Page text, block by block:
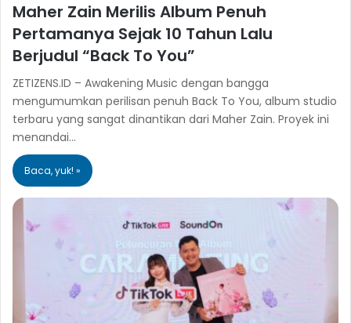
Maher Zain Merilis Album Penuh
Pertamanya Sejak 10 Tahun Lalu
Berjudul “Back To You”
ZETIZENS.ID – Awakening Music dengan bangga
mengumumkan perilisan penuh Back To You, album studio
terbaru yang sangat dinantikan dari Maher Zain. Proyek ini
menandai…
Baca, yuk! »